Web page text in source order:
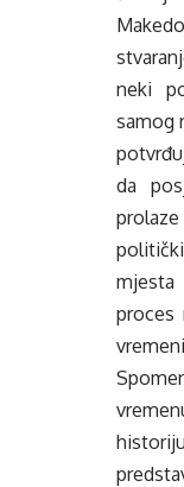
neki
samog
da
mjesta
proces